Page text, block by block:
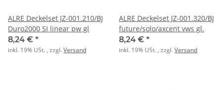
ALRE Deckelset JZ-001.210/BJ
Duro2000 SI linear pw gl
8,24 € *
inkl. 19% USt. , zzgl.Versand
ALRE Deckelset JZ-001.320/BJ
future/solo/axcent vws gl.
8,24 € *
inkl. 19% USt. , zzgl.Versand